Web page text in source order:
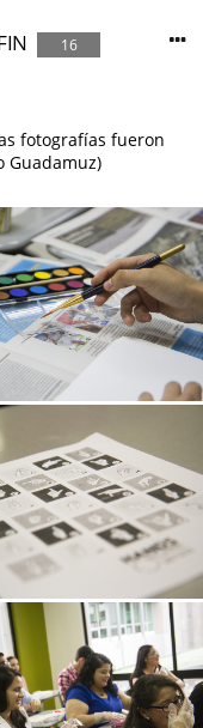
16
fotografías fueron
Guadamuz)